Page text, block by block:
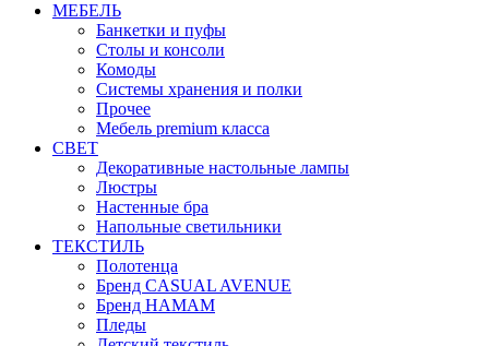
МЕБЕЛЬ
Банкетки и пуфы
Столы и консоли
Комоды
Системы хранения и полки
Прочее
Мебель premium класса
СВЕТ
Декоративные настольные лампы
Люстры
Настенные бра
Напольные светильники
ТЕКСТИЛЬ
Полотенца
Бренд CASUAL AVENUE
Бренд HAMAM
Пледы